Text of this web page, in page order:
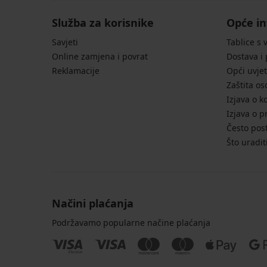
Služba za korisnike
Savjeti
Online zamjena i povrat
Reklamacije
Opće
Tablice s
Dostava i
Opći
Zaštita
Izjava o
Izjava o
Često
Što
Načini plaćanja
Podržavamo popularne načine plaćanja